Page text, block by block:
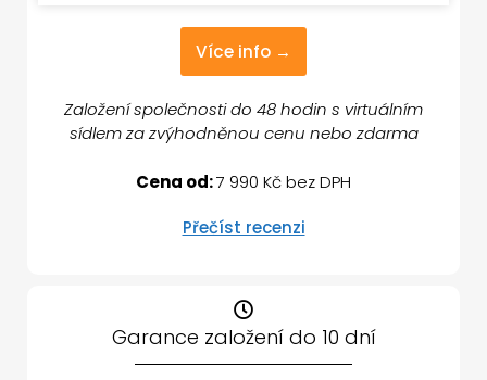
Více info →
Založení společnosti do 48 hodin s virtuálním
sídlem za zvýhodněnou cenu nebo zdarma
Cena od:7 990 Kč bez DPH
Přečíst recenzi
Garance založení do 10 dní